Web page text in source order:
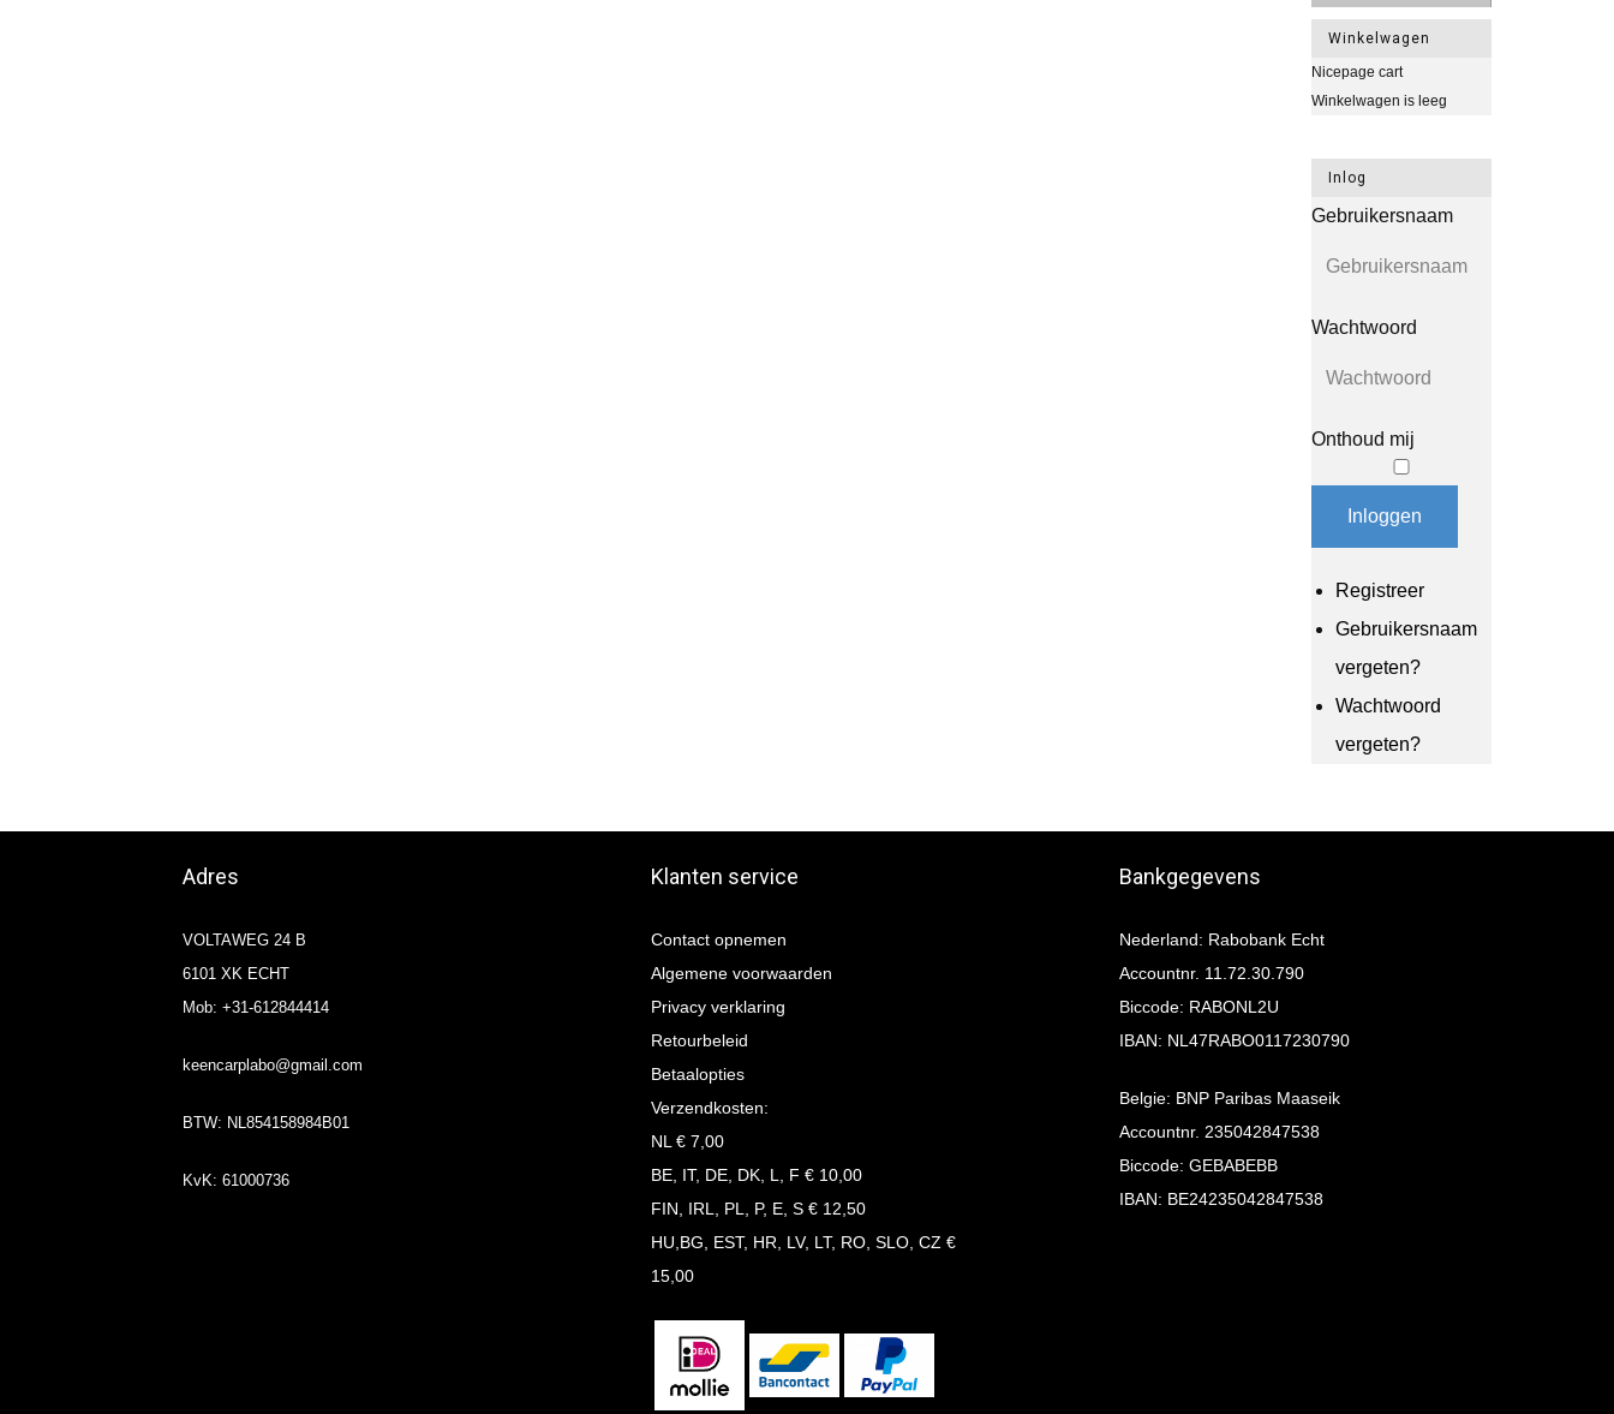
Winkelwagen
Nicepage cart
Winkelwagen is leeg
Inlog
Gebruikersnaam
Wachtwoord
Onthoud mij
Inloggen
Registreer
Gebruikersnaam
vergeten?
Wachtwoord
vergeten?
Adres
VOLTAWEG 24 B
6101 XK ECHT
Mob: +31-612844414
keencarplabo@gmail.com
BTW: NL854158984B01
KvK: 61000736
Klanten service
Contact opnemen
Algemene voorwaarden
Privacy verklaring
Retourbeleid
Betaalopties
Verzendkosten:
NL € 7,00
BE, IT, DE, DK, L, F € 10,00
FIN, IRL, PL, P, E, S € 12,50
HU,BG, EST, HR, LV, LT, RO, SLO, CZ €
15,00
Bankgegevens
Nederland: Rabobank Echt
Accountnr. 11.72.30.790
Biccode: RABONL2U
IBAN: NL47RABO0117230790
Belgie: BNP Paribas Maaseik
Accountnr. 235042847538
Biccode: GEBABEBB
IBAN: BE24235042847538